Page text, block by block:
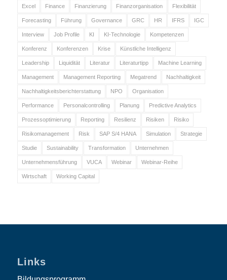
Excel Finance Finanzierung Finanzorganisation Flexibilität
Forecasting Führung Governance GRC HR IFRS IGC
Interview Job Profile KI KI-Technologie Kompetenzen
Konferenz Konferenzen Krise Künstliche Intelligenz
Leadership Liquidität Literatur Literaturtipp Machine Learning
Management Management Reporting Megatrend Nachhaltigkeit
Nachhaltigkeitsberichterstattung NPO Organisation
Performance Personalcontrolling Planung Predictive Analytics
Prozessoptimierung Reporting Resilienz Risiken Risiko
Risikomanagement Risk SAP S/4 HANA Simulation Strategie
Studie Sustainability Transformation Unternehmen
Unternehmensführung VUCA Webinar Webinar-Reihe
Wirtschaft Working Capital
Links